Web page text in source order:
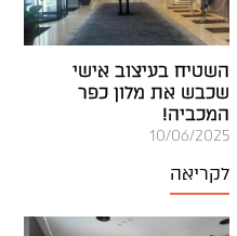
השטיח בעיצוב אישי
שכבש את מלון כפר
המכביה!
10/06/2025
לקריאה